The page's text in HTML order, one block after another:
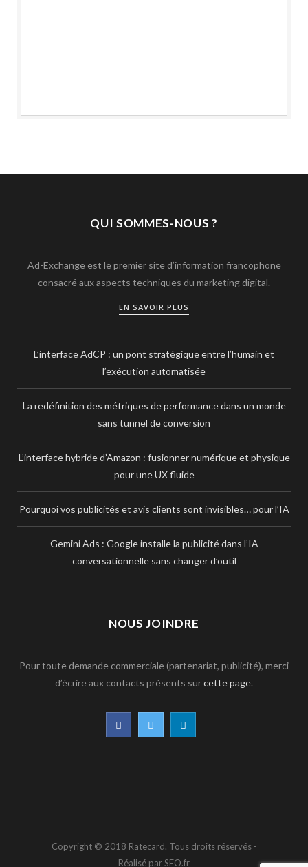
QUI SOMMES-NOUS ?
Ad-Exchange est le premier site d’information francophone
consacré aux aspects techniques du marketing digital.
EN SAVOIR PLUS
L’interface AdCP : un pont stratégique entre l’humain et
l’exécution automatisée
La redéfinition des métriques de performance dans un monde
sans tunnel de conversion
L’interface hybride d’Amazon : fusionner numérique et physique
pour une UX fluide
Pourquoi vos publicités et avis clients sont invisibles… pour l’IA
Gemini Ads : Google installe la publicité dans l’IA
conversationnelle sans changer d’outil
NOUS JOINDRE
Pour toute demande commerciale (partenariat, publicité), merci
d’écrire aux contacts présents surcette page.
F
o
T
e
L
d
Copyright © 2018 Ratecard. Tous droits réservés -
Réalisé par SEO.fr